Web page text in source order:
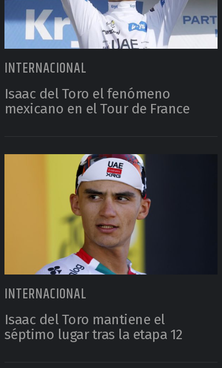
INTERNACIONAL
Isaac del Toro el fenómeno
mexicano en el Tour de France
INTERNACIONAL
Isaac del Toro mantiene el
séptimo lugar tras la etapa 12